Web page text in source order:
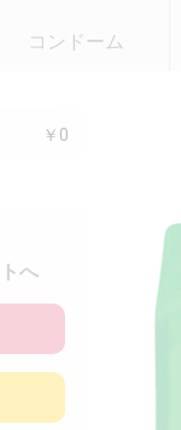
コンドーム
￥0
へ